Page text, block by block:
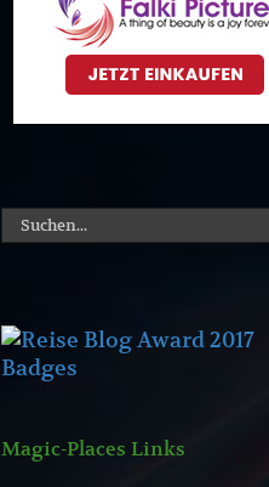
Suche
nach:
Magic-Places Links